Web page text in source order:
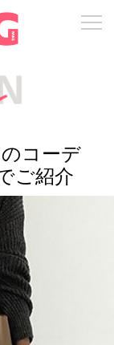
コーデ
ご紹介